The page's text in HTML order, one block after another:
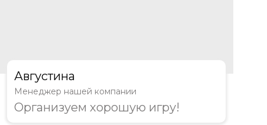
Августина
Организуем хорошую игру!
Менеджер нашей компании